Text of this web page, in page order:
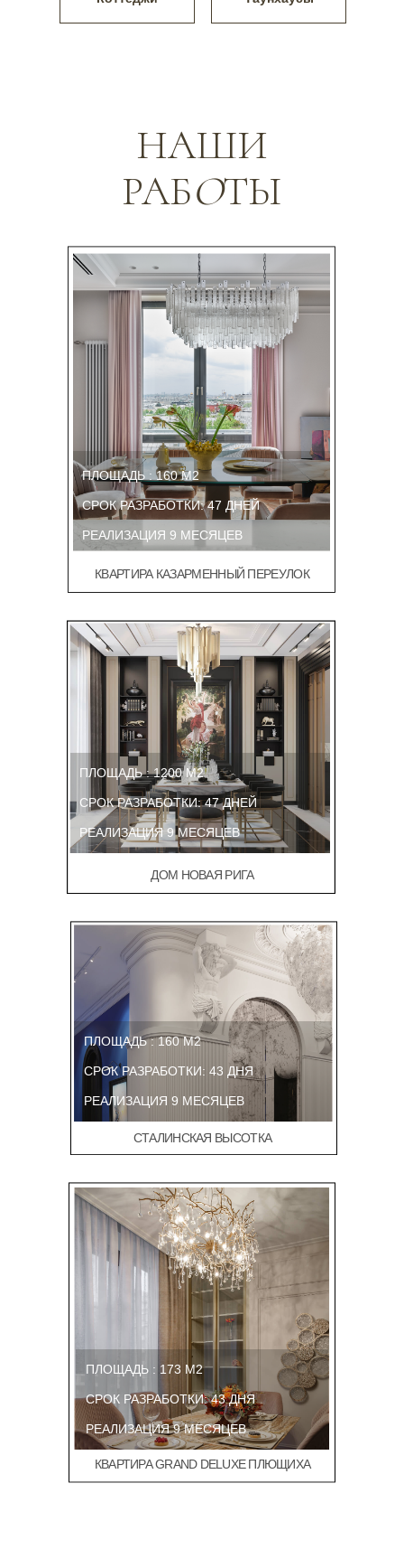
НАШИ
РАБОТЫ
КВАРТИРА КАЗАРМЕННЫЙ ПЕРЕУЛОК
СТАЛИНСКАЯ ВЫСОТКА
ДОМ НОВАЯ РИГА
КВАРТИРА GRAND DELUXE ПЛЮЩИХА
РЕАЛИЗАЦИЯ 9 МЕСЯЦЕВ
РЕАЛИЗАЦИЯ 9 МЕСЯЦЕВ
РЕАЛИЗАЦИЯ 9 МЕСЯЦЕВ
РЕАЛИЗАЦИЯ 9 МЕСЯЦЕВ
СРОК РАЗРАБОТКИ: 47 ДНЕЙ
СРОК РАЗРАБОТКИ: 43 ДНЯ
СРОК РАЗРАБОТКИ: 47 ДНЕЙ
СРОК РАЗРАБОТКИ: 43 ДНЯ
ПЛОЩАДЬ : 160 М2
ПЛОЩАДЬ : 160 М2
ПЛОЩАДЬ : 1200 М2
ПЛОЩАДЬ : 173 М2